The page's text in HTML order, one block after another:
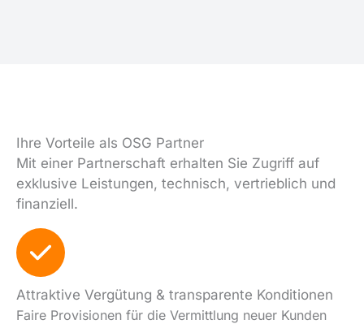
Ihre Vorteile als OSG Partner
Mit einer Partnerschaft erhalten Sie Zugriff auf
exklusive Leistungen, technisch, vertrieblich und
finanziell.
Attraktive Vergütung & transparente Konditionen
Faire Provisionen für die Vermittlung neuer Kunden